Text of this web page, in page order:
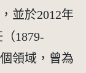
並於2012年
1879-
領域，曾為